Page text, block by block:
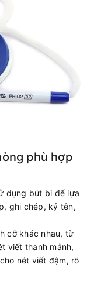
phù hợp
dụng bút bi để lựa
ghi chép, ký tên,
cỡ khác nhau, từ
viết thanh mảnh,
nét viết đậm, rõ